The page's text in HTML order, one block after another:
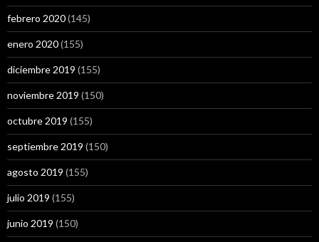
febrero 2020(145)
enero 2020(155)
diciembre 2019 (155)
noviembre 2019 (150)
octubre 2019 (155)
septiembre 2019 (150)
agosto 2019 (155)
julio 2019 (155)
junio 2019 (150)